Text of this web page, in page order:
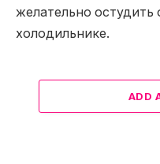
желательно остудить
холодильнике.
ADD